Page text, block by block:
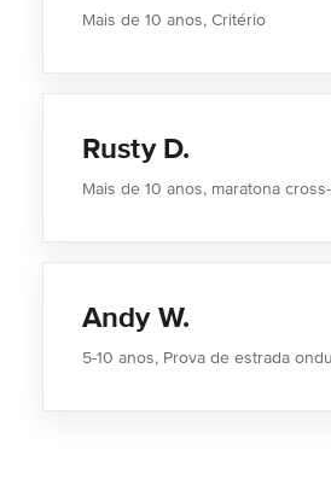
Mais de 10 anos, Critério
Rusty D.
Mais de 10 anos, maratona
Andy W.
5-10 anos, Prova de estrada